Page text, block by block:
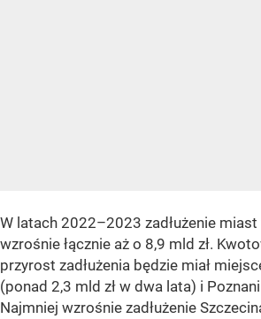
W latach 2022–2023 zadłużenie
wzrośnie łącznie aż o 8,9 mld zł.
przyrost zadłużenia będzie miał
(ponad 2,3 mld zł w dwa lata) i
Najmniej wzrośnie zadłużenie